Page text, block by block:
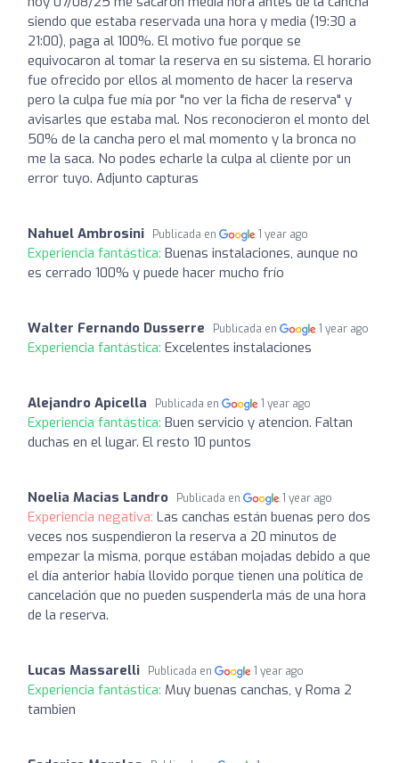
siendo que estaba reservada una hora y media (19:30 a
21:00), paga al 100%. El motivo fue porque se
equivocaron al tomar la reserva en su sistema. El horario
fue ofrecido por ellos al momento de hacer la reserva
pero la culpa fue mía por "no ver la ficha de reserva" y
avisarles que estaba mal. Nos reconocieron el monto del
50% de la cancha pero el mal momento y la bronca no
me la saca. No podes echarle la culpa al cliente por un
error tuyo. Adjunto capturas
Nahuel Ambrosini Publicada en 1 year ago
Experiencia fantástica: Buenas instalaciones, aunque no
es cerrado 100% y puede hacer mucho frío
Walter Fernando Dusserre Publicada en 1 year ago
Experiencia fantástica: Excelentes instalaciones
Alejandro Apicella Publicada en 1 year ago
Experiencia fantástica: Buen servicio y atencion. Faltan
duchas en el lugar. El resto 10 puntos
Noelia Macias Landro Publicada en 1 year ago
Experiencia negativa: Las canchas están buenas pero dos
veces nos suspendieron la reserva a 20 minutos de
empezar la misma, porque estában mojadas debido a que
el día anterior había llovido porque tienen una política de
cancelación que no pueden suspenderla más de una hora
de la reserva.
Lucas Massarelli Publicada en 1 year ago
Experiencia fantástica: Muy buenas canchas, y Roma 2
tambien